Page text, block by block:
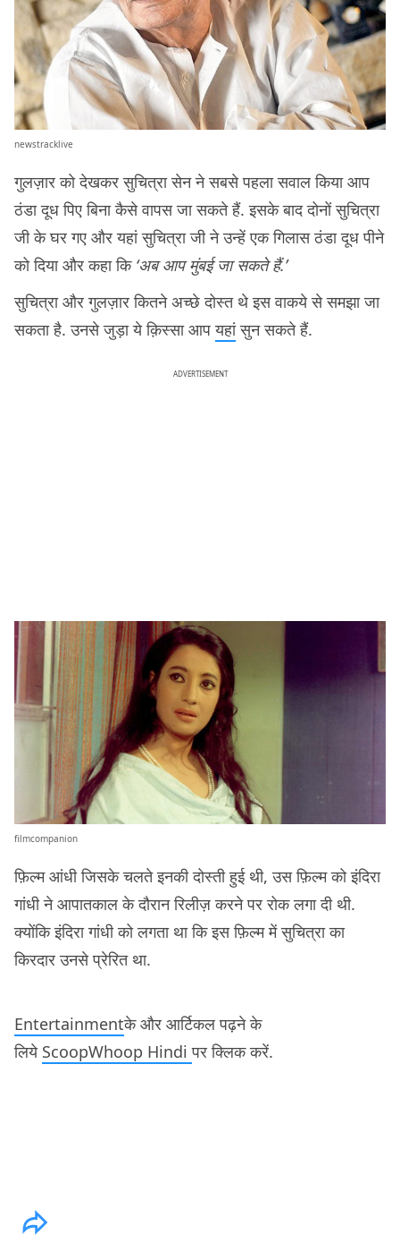
newstracklive
गुलज़ार को देखकर सुचित्रा सेन ने सबसे पहला सवाल किया आप
ठंडा दूध पिए बिना कैसे वापस जा सकते हैं. इसके बाद दोनों सुचित्रा
जी के घर गए और यहां सुचित्रा जी ने उन्हें एक गिलास ठंडा दूध पीने
को दिया और कहा कि ‘अब आप मुंबई जा सकते हैं.’
सुचित्रा और गुलज़ार कितने अच्छे दोस्त थे इस वाकये से समझा जा
सकता है. उनसे जुड़ा ये क़िस्सा आपयहांसुन सकते हैं.
ADVERTISEMENT
filmcompanion
फ़िल्म आंधी जिसके चलते इनकी दोस्ती हुई थी, उस फ़िल्म को इंदिरा
गांधी ने आपातकाल के दौरान रिलीज़ करने पर रोक लगा दी थी.
क्योंकि इंदिरा गांधी को लगता था कि इस फ़िल्म में सुचित्रा का
किरदार उनसे प्रेरित था.
Entertainmentके और आर्टिकल पढ़ने के
लिये ScoopWhoop Hindiपर क्लिक करें.